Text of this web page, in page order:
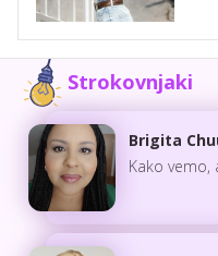
Strokovnjaki
Brigita
Kako vemo,